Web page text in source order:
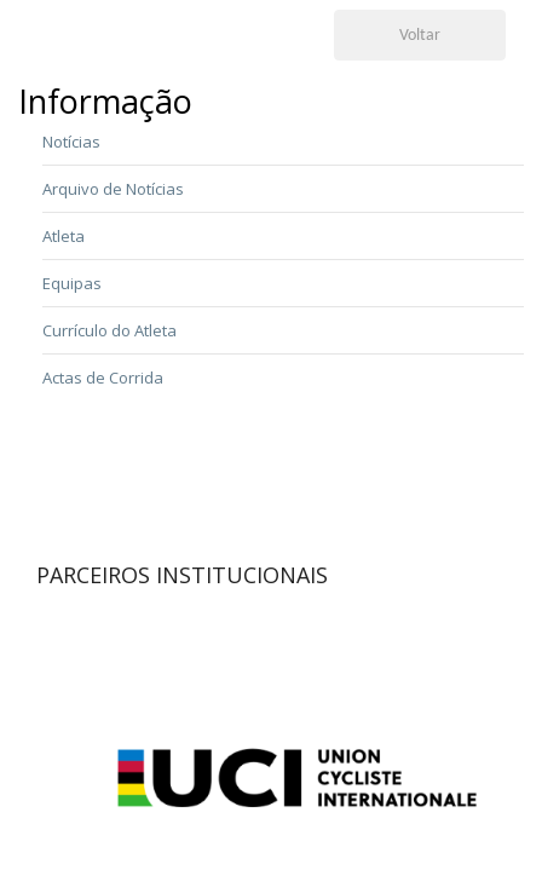
Voltar
Informação
Notícias
Arquivo de Notícias
Atleta
Equipas
Currículo do Atleta
Actas de Corrida
PARCEIROS INSTITUCIONAIS